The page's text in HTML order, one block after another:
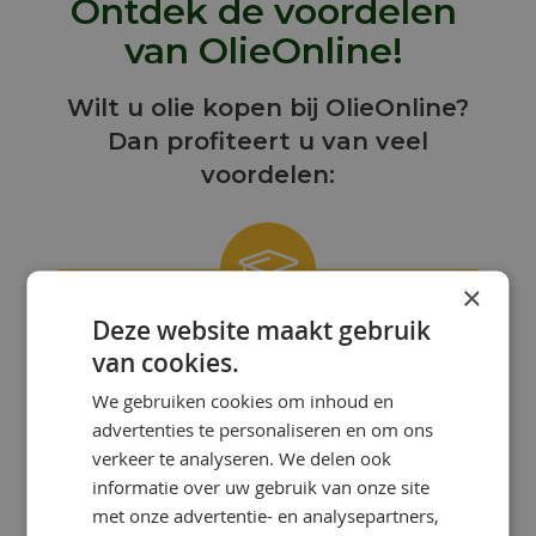
Ontdek de voordelen
van OlieOnline!
Wilt u olie kopen bij OlieOnline?
Dan profiteert u van veel
voordelen:
ONZE KENNIS IS UW KRACHT!
van gepassioneerde smeermiddelen-
specialisten met uitgebreide kennis en
ervaring.
×
Deze website maakt gebruik
van cookies.
We gebruiken cookies om inhoud en
advertenties te personaliseren en om ons
verkeer te analyseren. We delen ook
informatie over uw gebruik van onze site
met onze advertentie- en analysepartners,